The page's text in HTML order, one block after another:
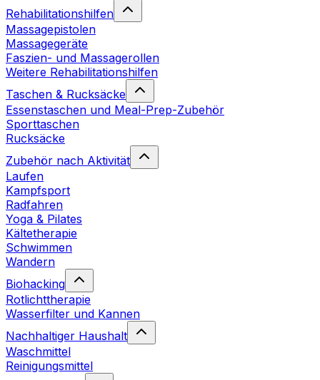
Rehabilitationshilfen
Massagepistolen
Massagegeräte
Faszien- und Massagerollen
Weitere Rehabilitationshilfen
Taschen & Rucksäcke
Essenstaschen und Meal-Prep-Zubehör
Sporttaschen
Rucksäcke
Zubehör nach Aktivität
Laufen
Kampfsport
Radfahren
Yoga & Pilates
Kältetherapie
Schwimmen
Wandern
Biohacking
Rotlichttherapie
Wasserfilter und Kannen
Nachhaltiger Haushalt
Waschmittel
Reinigungsmittel